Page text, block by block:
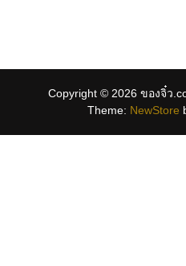
Copyright © 2026 ของจิ๋ว
Theme: NewStore